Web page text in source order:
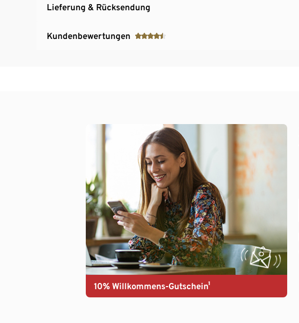
Lieferung & Rücksendung
Kundenbewertungen
10% Willkommens-Gutschein¹